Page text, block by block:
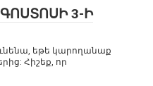
3-Ի
եթե կարողանաք
Հիշեք, որ